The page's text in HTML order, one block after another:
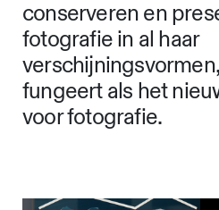
conserveren en
fotografie in al haar
fungeert als het
voor fotografie.